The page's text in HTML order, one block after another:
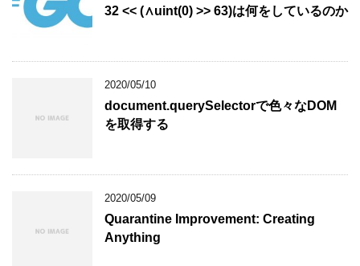
32 << (∧uint(0) >> 63)は何をしているのか
2020/05/10
document.querySelectorで色々なDOM
を取得する
2020/05/09
Quarantine Improvement: Creating
Anything